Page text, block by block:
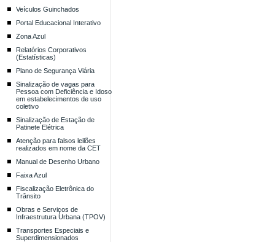
Veículos Guinchados
Portal Educacional Interativo
Zona Azul
Relatórios Corporativos
(Estatísticas)
Plano de Segurança Viária
Sinalização de vagas para
Pessoa com Deficiência e Idoso
em estabelecimentos de uso
coletivo
Sinalização de Estação de
Patinete Elétrica
Atenção para falsos leilões
realizados em nome da CET
Manual de Desenho Urbano
Faixa Azul
Fiscalização Eletrônica do
Trânsito
Obras e Serviços de
Infraestrutura Urbana (TPOV)
Transportes Especiais e
Superdimensionados